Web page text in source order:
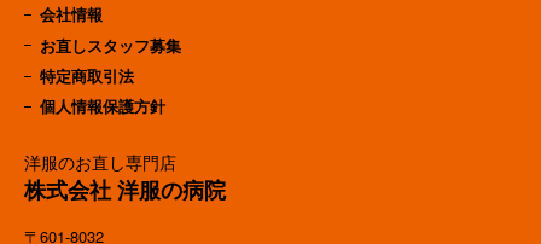
洋服のお直し専門店
株式会社 洋服の病院
〒601-8032
会社情報
お直しスタッフ募集
特定商取引法
個人情報保護方針